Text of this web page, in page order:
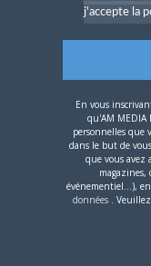
Digimon en
pour 2027
j'accepte la
En vous
qu'AM MEDIA
personnelles que
dans le but de
que vous avez
magazines,
événementiel...), en
données . Veuillez